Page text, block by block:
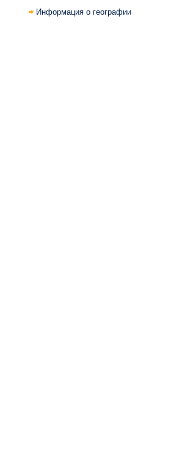
Информация о географии